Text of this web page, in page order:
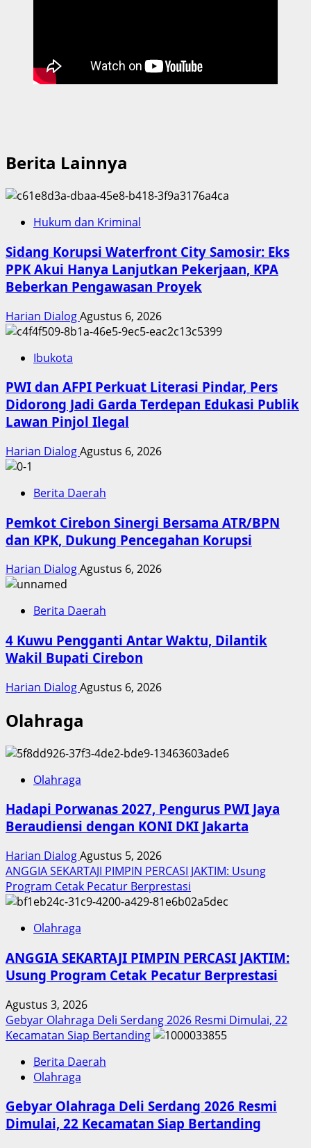
Berita Lainnya
Hukum dan Kriminal
Sidang Korupsi Waterfront City Samosir: Eks
PPK Akui Hanya Lanjutkan Pekerjaan, KPA
Beberkan Pengawasan Proyek
Harian DialogAgustus 6, 2026
Ibukota
PWI dan AFPI Perkuat Literasi Pindar, Pers
Didorong Jadi Garda Terdepan Edukasi Publik
Lawan Pinjol Ilegal
Harian DialogAgustus 6, 2026
Berita Daerah
Pemkot Cirebon Sinergi Bersama ATR/BPN
dan KPK, Dukung Pencegahan Korupsi
Harian DialogAgustus 6, 2026
Berita Daerah
4 Kuwu Pengganti Antar Waktu, Dilantik
Wakil Bupati Cirebon
Harian DialogAgustus 6, 2026
Olahraga
Olahraga
Hadapi Porwanas 2027, Pengurus PWI Jaya
Beraudiensi dengan KONI DKI Jakarta
Harian DialogAgustus 5, 2026
ANGGIA SEKARTAJI PIMPIN PERCASI JAKTIM: Usung
Program Cetak Pecatur Berprestasi
Olahraga
ANGGIA SEKARTAJI PIMPIN PERCASI JAKTIM:
Usung Program Cetak Pecatur Berprestasi
Agustus 3, 2026
Gebyar Olahraga Deli Serdang 2026 Resmi Dimulai, 22
Kecamatan Siap Bertanding
Berita Daerah
Olahraga
Gebyar Olahraga Deli Serdang 2026 Resmi
Dimulai, 22 Kecamatan Siap Bertanding